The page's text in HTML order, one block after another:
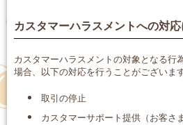
カスタマーハラスメントへの対
カスタマーハラスメントの対象となる行
場合、以下の対応を行うことがございます
取引の停止
カスタマーサポート提供（お客さ